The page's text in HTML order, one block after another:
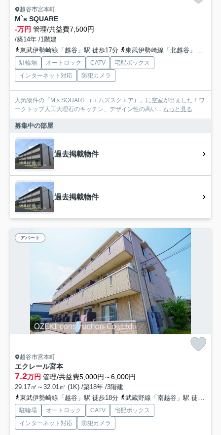
越谷市宮本町
M`s SQUARE
-万円 管理/共益費7,500円
/築14年 /1階建
東武伊勢崎線「越谷」駅 徒歩17分
東武伊勢崎線「北越谷」駅 徒歩25分
駐輪場 オートロック CATV
宅配ボックス
インターネット対応
防犯カメラ
人気物件の「M,s SQUARE（エムズスクエア）」に空室が出ました！ワ
ークトップ人工大理石のキッチン、デザイン性の高い... もっと見る
募集中の部屋
過去掲載物件
過去掲載物件
アパート
越谷市宮本町
エクレール宮本
7.2万円 管理/共益費5,000円～6,000円
29.17㎡～32.01㎡ (1K) /築18年 /3階建
東武伊勢崎線「越谷」駅 徒歩18分
武蔵野線「南越谷」駅 徒歩25分
駐輪場 オートロック CATV
宅配ボックス
インターネット対応
防犯カメラ